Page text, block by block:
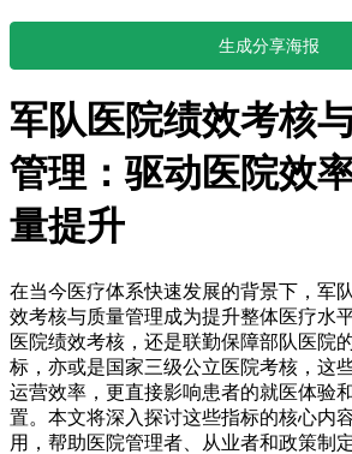
生成分享海报
军队医院绩效考核
管理：驱动医院效
量提升
在当今医疗体系快速发展的背景下，军
效考核与质量管理成为提升整体医疗水
医院绩效考核，还是联勤保障部队医院
标，亦或是国家三级公立医院考核，这
运营效率，更直接影响患者的就医体验
置。本文将深入探讨这些指标的核心内
用，帮助医院管理者、从业者和政策制